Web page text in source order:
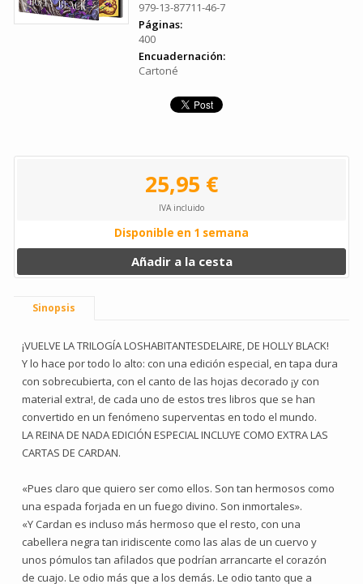
979-13-87711-46-7
Páginas:
400
Encuadernación:
Cartoné
25,95 €
IVA incluido
Disponible en 1 semana
Añadir a la cesta
Sinopsis
¡VUELVE LA TRILOGÍA LOSHABITANTESDELAIRE, DE HOLLY BLACK!
Y lo hace por todo lo alto: con una edición especial, en tapa dura
con sobrecubierta, con el canto de las hojas decorado ¡y con
material extra!, de cada uno de estos tres libros que se han
convertido en un fenómeno superventas en todo el mundo.
LA REINA DE NADA EDICIÓN ESPECIAL INCLUYE COMO EXTRA LAS
CARTAS DE CARDAN.
«Pues claro que quiero ser como ellos. Son tan hermosos como
una espada forjada en un fuego divino. Son inmortales».
«Y Cardan es incluso más hermoso que el resto, con una
cabellera negra tan iridiscente como las alas de un cuervo y
unos pómulos tan afilados que podrían arrancarte el corazón
de cuajo. Le odio más que a los demás. Le odio tanto que a